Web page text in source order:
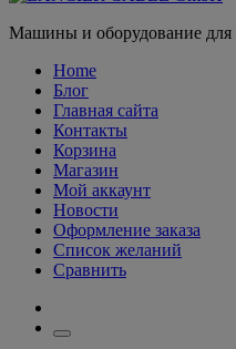
Машины и оборудование для
Home
Блог
Главная сайта
Контакты
Корзина
Магазин
Мой аккаунт
Новости
Оформление заказа
Список желаний
Сравнить